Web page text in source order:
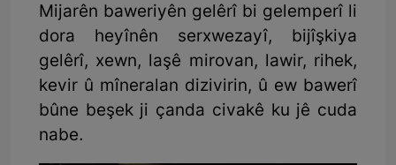
Mijarên baweriyên gelêrî bi gelemperî li
dora heyînên serxwezayî, bijîşkiya
gelêrî, xewn, laşê mirovan, lawir, rihek,
kevir û mîneralan dizivirin, û ew bawerî
bûne beşek ji çanda civakê ku jê cuda
nabe.